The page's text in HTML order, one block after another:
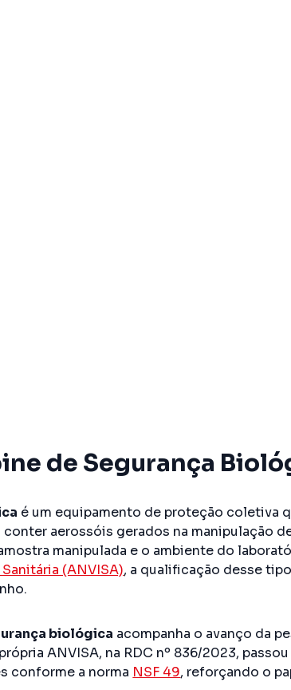
de Segurança
é um equipamento de proteção coletiva
aerossóis gerados na manipulação
manipulada e o ambiente do
(ANVISA), a qualificação desse
biológica acompanha o avanço da
ANVISA, na RDC nº 836/2023,
conforme a norma NSF 49, reforçando o